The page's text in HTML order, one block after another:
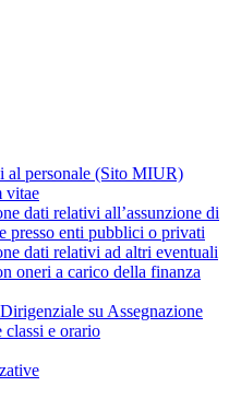
al personale (Sito MIUR)
vitae
dati relativi all’assunzione di
presso enti pubblici o privati
dati relativi ad altri eventuali
oneri a carico della finanza
su Assegnazione
classi e orario